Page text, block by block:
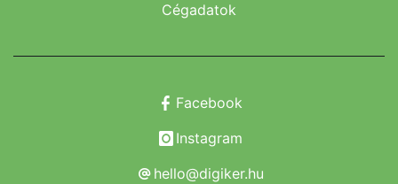
Cégadatok
Facebook
Instagram
hello@digiker.hu